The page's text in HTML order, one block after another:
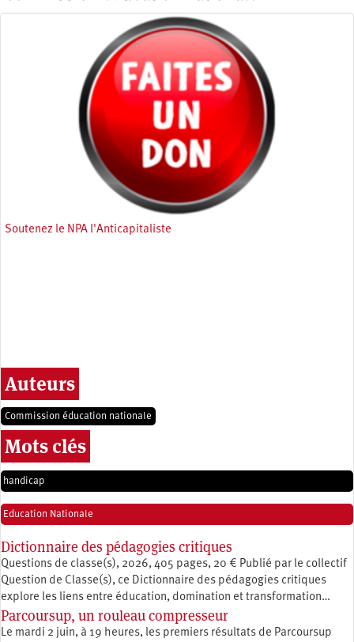
Soutenez le NPA l'Anticapitaliste
Auteurs
Commission éducation nationale
Mots clés
handicap
Education Nationale
Dictionnaire des pédagogies critiques
Questions de classe(s), 2026, 405 pages, 20 € Publié par le collectif
Question de Classe(s), ce Dictionnaire des pédagogies critiques
explore les liens entre éducation, ­domination et transformation…
Parcoursup, un rouleau compresseur
Le mardi 2 juin, à 19 heures, les premiers résultats de Parcoursup